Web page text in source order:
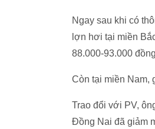
Ngay sau khi có
lợn hơi tại miền
88.000-93.000
Còn tại miền Nam,
Trao đổi với PV,
Đồng Nai đã giảm